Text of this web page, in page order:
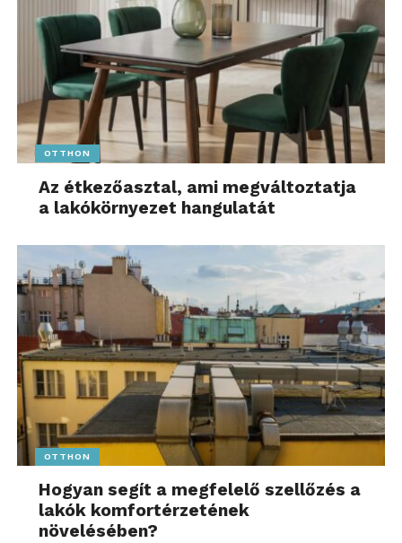
OTTHON
Az étkezőasztal, ami megváltoztatja
a lakókörnyezet hangulatát
OTTHON
Hogyan segít a megfelelő szellőzés a
lakók komfortérzetének
növelésében?